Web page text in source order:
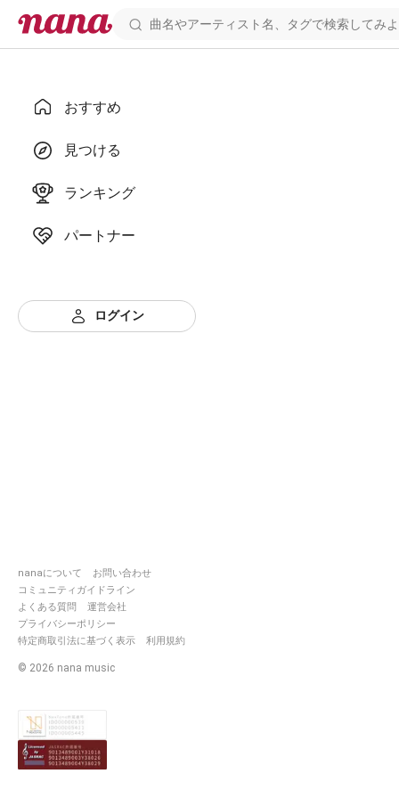
おすすめ
見つける
ランキング
パートナー
ログイン
nanaについて
お問い合わせ
コミュニティガイドライン
よくある質問
運営会社
プライバシーポリシー
特定商取引法に基づく表示
利用規約
© 2026 nana music